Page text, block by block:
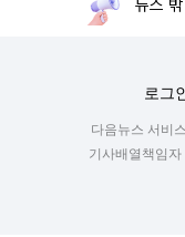
뉴스
로그
다음뉴스 서비
기사배열책임자